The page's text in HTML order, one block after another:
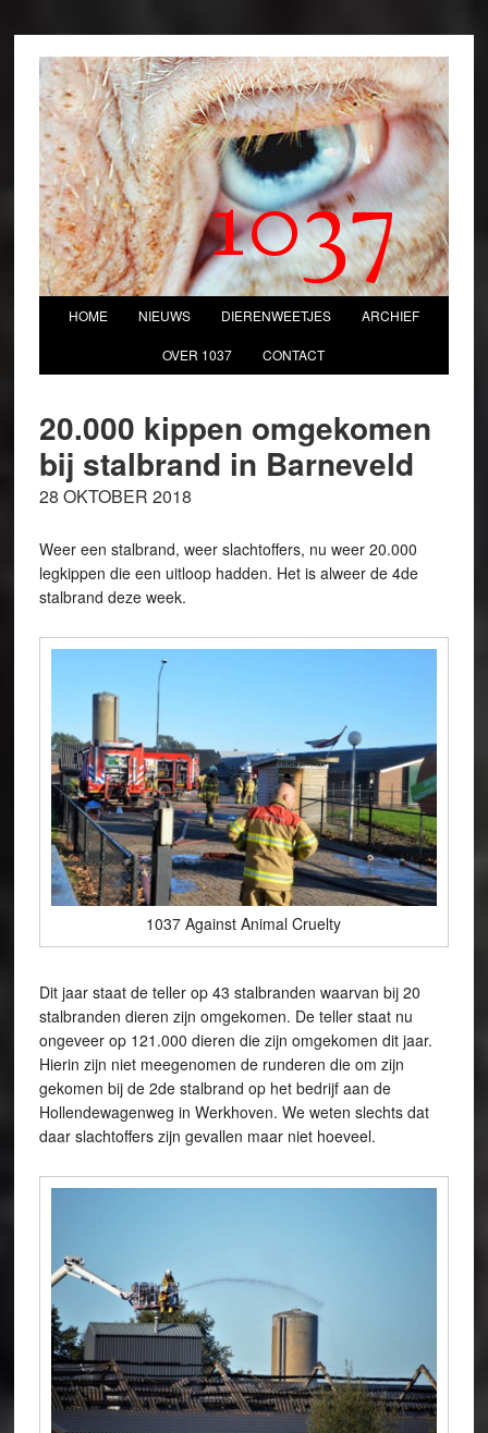
1037
HOME NIEUWS DIERENWEETJES ARCHIEF
OVER 1037 CONTACT
20.000 kippen omgekomen
bij stalbrand in Barneveld
28 OKTOBER 2018
Weer een stalbrand, weer slachtoffers, nu weer 20.000
legkippen die een uitloop hadden. Het is alweer de 4de
stalbrand deze week.
1037 Against Animal Cruelty
Dit jaar staat de teller op 43 stalbranden waarvan bij 20
stalbranden dieren zijn omgekomen. De teller staat nu
ongeveer op 121.000 dieren die zijn omgekomen dit jaar.
Hierin zijn niet meegenomen de runderen die om zijn
gekomen bij de 2de stalbrand op het bedrijf aan de
Hollendewagenweg in Werkhoven. We weten slechts dat
daar slachtoffers zijn gevallen maar niet hoeveel.